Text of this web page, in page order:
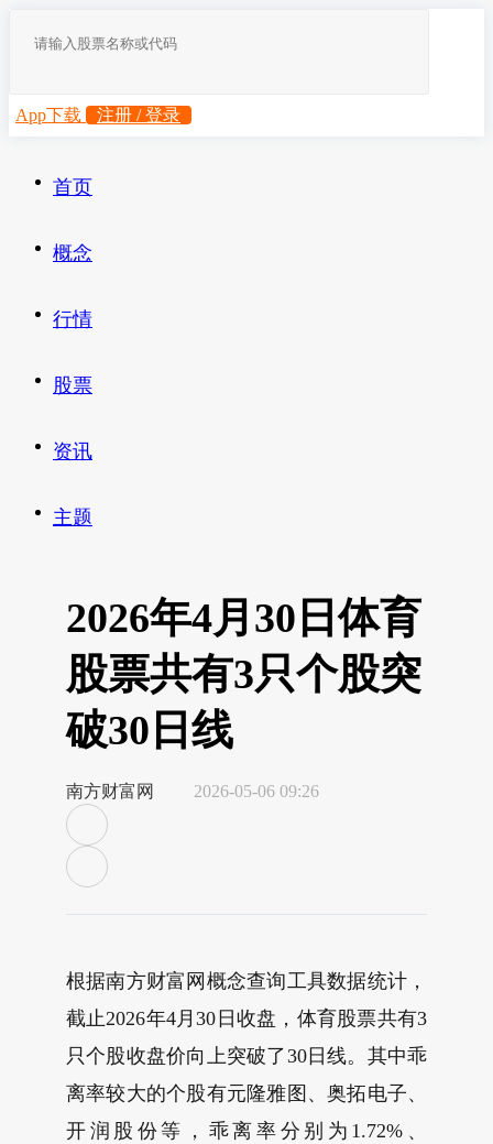
App下载 注册 / 登录
首页
概念
行情
股票
资讯
主题
2026年4月30日体育
股票共有3只个股突
破30日线
南方财富网 2026-05-06 09:26
根据南方财富网概念查询工具数据统计，
截止2026年4月30日收盘，体育股票共有3
只个股收盘价向上突破了30日线。其中乖
离率较大的个股有元隆雅图、奥拓电子、
开润股份等，乖离率分别为1.72%、